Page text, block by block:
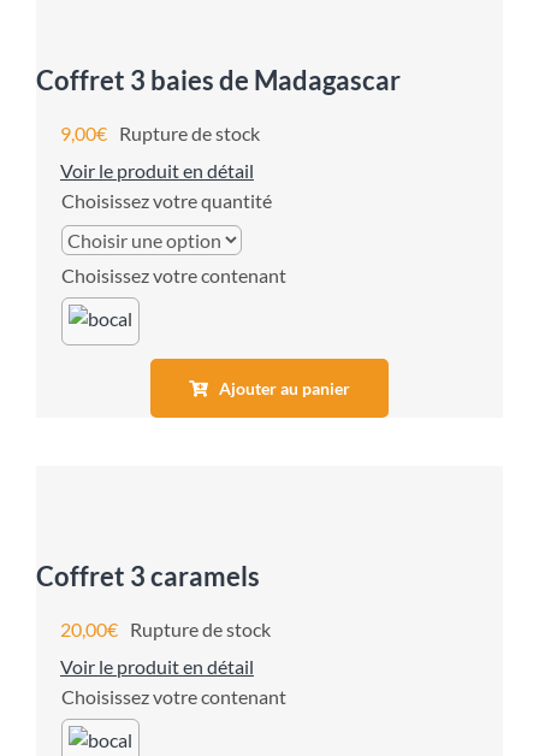
Coffret 3 baies de Madagascar
9,00€ Rupture de stock
Voir le produit en détail
quantité
contenant
Ajouter au panier
Coffret 3 caramels
20,00€ Rupture de stock
Voir le produit en détail
contenant